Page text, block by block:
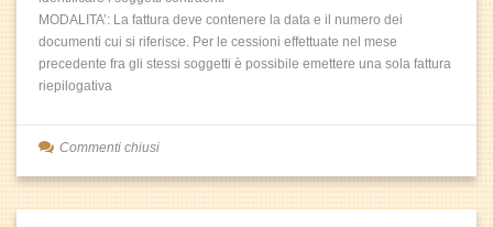
MODALITA’: La fattura deve contenere la data e il numero dei
documenti cui si riferisce. Per le cessioni effettuate nel mese
precedente fra gli stessi soggetti è possibile emettere una sola fattura
riepilogativa
Commenti chiusi